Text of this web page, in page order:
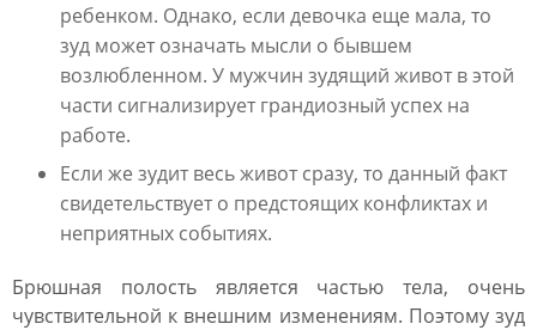
ребенком. Однако, если девочка еще мала, то
зуд может означать мысли о бывшем
возлюбленном. У мужчин зудящий живот в этой
части сигнализирует грандиозный успех на
работе.
Если же зудит весь живот сразу, то данный факт
свидетельствует о предстоящих конфликтах и
неприятных событиях.
Брюшная полость является частью тела, очень
чувствительной к внешним изменениям. Поэтому зуд